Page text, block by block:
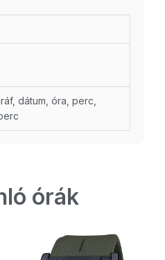
dátum, óra, perc,
órák